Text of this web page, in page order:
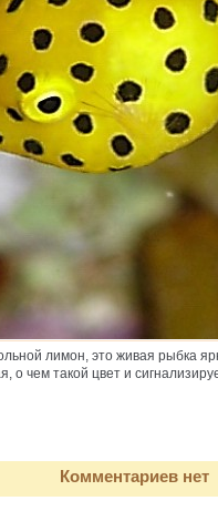
лимон, это живая рыбка
о чем такой цвет и
Комментариев нет